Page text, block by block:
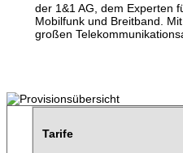
der 1&1 AG, dem Experten
Mobilfunk und Breitband.
großen
Tarife